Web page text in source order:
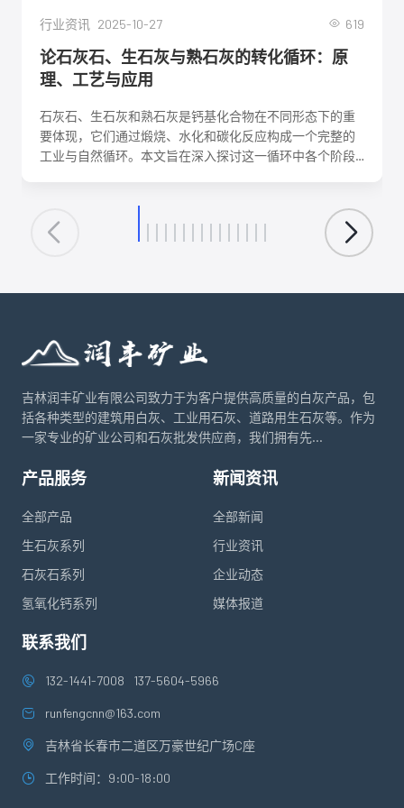
行业资讯 2025-10-27 619
论石灰石、生石灰与熟石灰的转化循环：原
理、工艺与应用
石灰石、生石灰和熟石灰是钙基化合物在不同形态下的重
要体现，它们通过煅烧、水化和碳化反应构成一个完整的
工业与自然循环。本文旨在深入探讨这一循环中各个阶段
优化生产工艺、降低能耗、实现资源可持续利用具有重要
意义。
吉林润丰矿业有限公司致力于为客户提供高质量的白灰产品，包
括各种类型的建筑用白灰、工业用石灰、道路用生石灰等。作为
一家专业的矿业公司和石灰批发供应商，我们拥有先...
产品服务
全部产品
生石灰系列
石灰石系列
氢氧化钙系列
新闻资讯
全部新闻
行业资讯
企业动态
媒体报道
联系我们
132-1441-7008 137-5604-5966
runfengcnn@163.com
吉林省长春市二道区万豪世纪广场C座
工作时间：9:00-18:00